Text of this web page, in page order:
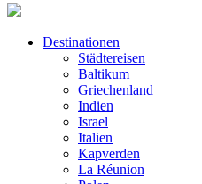
Destinationen
Städtereisen
Baltikum
Griechenland
Indien
Israel
Italien
Kapverden
La Réunion